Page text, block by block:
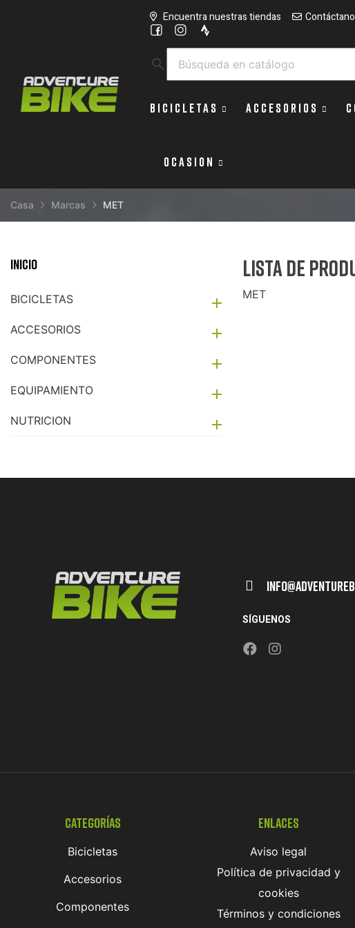
Encuentra nuestras tiendas
search
BICICLETAS ACCESORIOS
OCASION
Casa Marcas MET
Inicio
BICICLETAS 
ACCESORIOS 
COMPONENTES 
EQUIPAMIENTO 
NUTRICION 
Lista de
MET
SÍGUENOS
Categorías
Bicicletas
Accesorios
Componentes
Enlaces
Aviso legal
Política de privacidad y
cookies
Términos y condiciones